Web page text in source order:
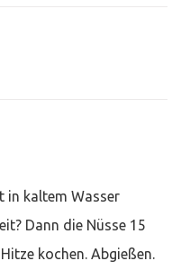
in kaltem Wasser
Dann die Nüsse 15
kochen. Abgießen.